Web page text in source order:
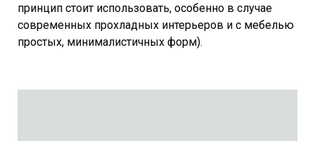
принцип стоит использовать, особенно в случае
современных прохладных интерьеров и с мебелью
простых, минималистичных форм).